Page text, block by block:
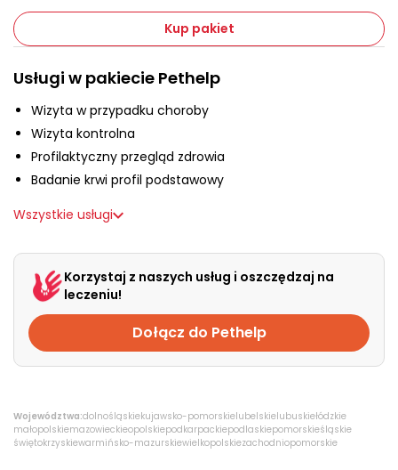
+48 790 277 277
Benefit dla firm
O nas
Kup pakiet
Usługi w pakiecie Pethelp
Wizyta w przypadku choroby
Wizyta kontrolna
Profilaktyczny przegląd zdrowia
Badanie krwi profil podstawowy
Wszystkie usługi
Korzystaj z naszych usług i oszczędzaj na
leczeniu!
Dołącz do Pethelp
Województwa:dolnośląskiekujawsko-pomorskielubelskielubuskiełódzkie
małopolskiemazowieckieopolskiepodkarpackiepodlaskiepomorskieśląskie
świętokrzyskiewarmińsko-mazurskiewielkopolskiezachodniopomorskie